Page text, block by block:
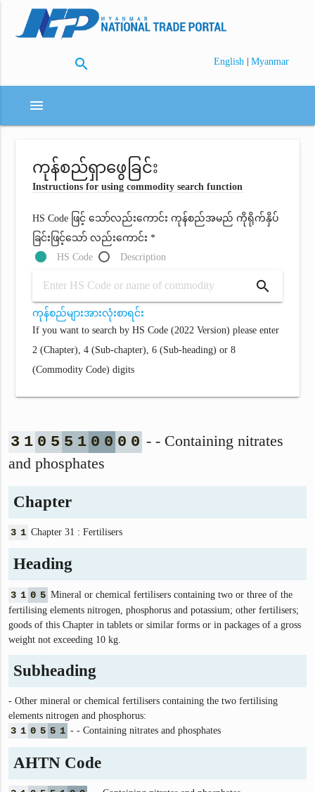
search English | Myanmar
menu
ကုန်စည်ရှာဖွေခြင်း
Instructions for using commodity search function
HS Code ဖြင့် သော်လည်းကောင်း ကုန်စည်အမည် ကိုရိုက်နှိပ်
ခြင်းဖြင့်သော် လည်းကောင်း *
HS Code
Description
search
ကုန်စည်များအားလုံးစာရင်း
If you want to search by HS Code (2022 Version) please enter
2 (Chapter), 4 (Sub-chapter), 6 (Sub-heading) or 8
(Commodity Code) digits
3 1 0 5 5 1 0 0 0 0 - - Containing nitrates
and phosphates
Chapter
3 1 Chapter 31 : Fertilisers
Heading
3 1 0 5 Mineral or chemical fertilisers containing two or three of the
fertilising elements nitrogen, phosphorus and potassium; other fertilisers;
goods of this Chapter in tablets or similar forms or in packages of a gross
weight not exceeding 10 kg.
Subheading
- Other mineral or chemical fertilisers containing the two fertilising
elements nitrogen and phosphorus:
3 1 0 5 5 1 - - Containing nitrates and phosphates
AHTN Code